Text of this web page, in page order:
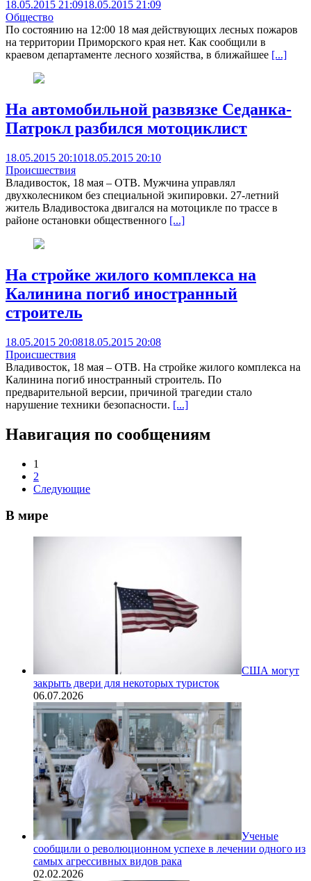
18.05.2015 21:0918.05.2015 21:09
Общество
По состоянию на 12:00 18 мая действующих лесных пожаров
на территории Приморского края нет. Как сообщили в
краевом департаменте лесного хозяйства, в ближайшее [...]
На автомобильной развязке Седанка-
Патрокл разбился мотоциклист
18.05.2015 20:1018.05.2015 20:10
Происшествия
Владивосток, 18 мая – ОТВ. Мужчина управлял
двухколесником без специальной экипировки. 27-летний
житель Владивостока двигался на мотоцикле по трассе в
районе остановки общественного [...]
На стройке жилого комплекса на
Калинина погиб иностранный
строитель
18.05.2015 20:0818.05.2015 20:08
Происшествия
Владивосток, 18 мая – ОТВ. На стройке жилого комплекса на
Калинина погиб иностранный строитель. По
предварительной версии, причиной трагедии стало
нарушение техники безопасности. [...]
Навигация по сообщениям
1
2
Следующие
В мире
США могут
закрыть двери для некоторых туристок
06.07.2026
Ученые
сообщили о революционном успехе в лечении одного из
самых агрессивных видов рака
02.02.2026